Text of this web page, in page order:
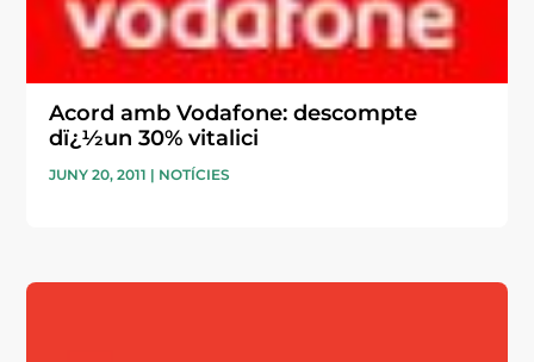
Acord amb Vodafone: descompte
dï¿½un 30% vitalici
JUNY 20, 2011 | NOTÍCIES